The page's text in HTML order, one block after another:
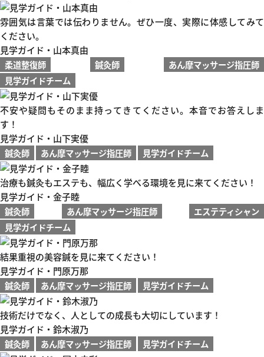
雰囲気は言葉では伝わりません。ぜひ一度、実際に体感してみて
ください。
見学ガイド・山本真由
柔道整復師
鍼灸師
あん摩マッサージ指圧師
見学ガイドチーム
不安や疑問もそのまま持ってきてください。本音でお答えしま
す！
見学ガイド・山下実優
鍼灸師
あん摩マッサージ指圧師 見学ガイドチーム
治療も鍼灸もエステも、幅広く学べる環境を見に来てください！
見学ガイド・金子睦
鍼灸師
あん摩マッサージ指圧師
エステティシャン
見学ガイドチーム
結果重視の美容鍼を見に来てください！
見学ガイド・門原万那
鍼灸師
あん摩マッサージ指圧師 見学ガイドチーム
技術だけでなく、人としての成長も大切にしています！
見学ガイド・鈴木淑乃
鍼灸師
あん摩マッサージ指圧師 見学ガイドチーム